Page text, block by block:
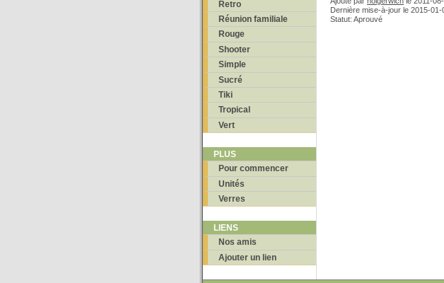
Retro
Réunion familiale
Rouge
Shooter
Simple
Sucré
Tiki
Tropical
Vert
PLUS
Pour commencer
Unités
Verres
LIENS
Nos amis
Ajouter un lien
Dernière mise-à-jour le 2015-01-
Statut: Aprouvé